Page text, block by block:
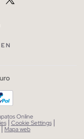
EN
Online
| Cookie Settings |
| Mapa web